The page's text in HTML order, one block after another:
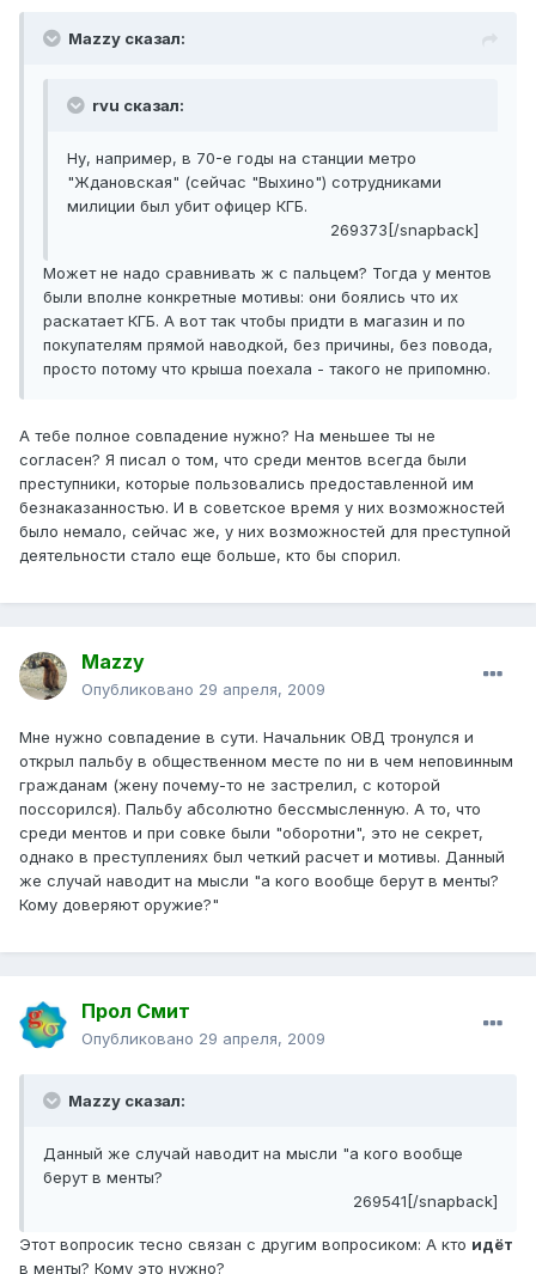
Mazzy сказал:
rvu сказал:
Ну, например, в 70-е годы на станции метро
"Ждановская" (сейчас "Выхино") ​сотрудниками
милиции был убит офицер КГБ.
269373[/snapback]
Может не надо сравнивать ж с пальцем? Тогда у ментов
были вполне конкретные мотивы: они боялись что их
раскатает КГБ. А вот так чтобы придти в магазин и по
покупателям прямой наводкой, без причины, без повода,
просто потому что крыша поехала - такого не припомню.
А тебе полное совпадение нужно? На меньшее ты не
согласен? Я писал о том, что среди ментов всегда были
преступники, которые пользовались предоставленной им
безнаказанностью. И в советское время у них возможностей
было немало, cейчас же, у них возможностей для преступной
деятельности стало еще больше, кто бы спорил.
Mazzy
Опубликовано 29 апреля, 2009
Мне нужно совпадение в сути. Начальник ОВД тронулся и
открыл пальбу в общественном месте по ни в чем неповинным
гражданам (жену почему-то не застрелил, с которой
поссорился). Пальбу абсолютно бессмысленную. А то, что
среди ментов и при совке были "оборотни", это не секрет,
однако в преступлениях был четкий расчет и мотивы. Данный
же случай наводит на мысли "а кого вообще берут в менты?
Кому доверяют оружие?"
Прол Смит
Опубликовано 29 апреля, 2009
Mazzy сказал:
Данный же случай наводит на мысли "а кого вообще
берут в менты?
269541[/snapback]
Этот вопросик тесно связан с другим вопросиком: А кто идёт
в менты? Кому это нужно?